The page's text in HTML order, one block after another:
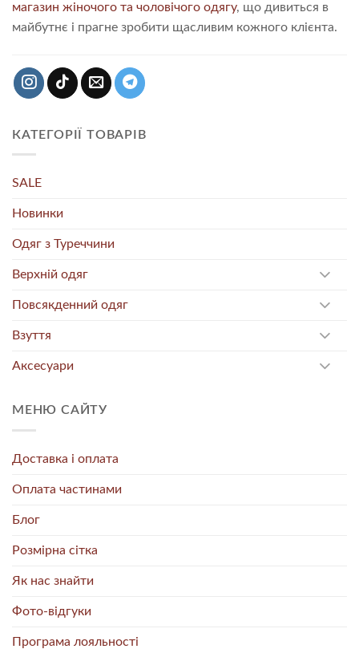
магазин жіночого та чоловічого одягу, що дивиться в
майбутнє і прагне зробити щасливим кожного клієнта.
КАТЕГОРІЇ ТОВАРІВ
SALE
Новинки
Одяг з Туреччини
Верхній одяг
Повсякденний одяг
Взуття
Аксесуари
МЕНЮ САЙТУ
Доставка і оплата
Оплата частинами
Блог
Розмірна сітка
Як нас знайти
Фото-відгуки
Програма лояльності